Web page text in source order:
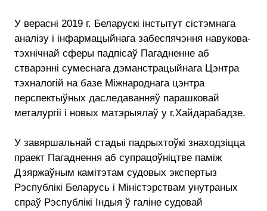
У верасні 2019 г. Беларускі інстытут сістэмнага
аналізу і інфармацыйнага забеспячэння навукова-
тэхнічнай сферы падпісаў Пагадненне аб
стварэнні сумеснага дэманстрацыйнага Цэнтра
тэхналогій на базе Міжнароднага цэнтра
перспектыўных даследаванняў парашковай
металургіі і новых матэрыялаў у г.Хайдарабадзе.
У завяршальнай стадыі падрыхтоўкі знаходзіцца
праект Пагаднення аб супрацоўніцтве паміж
Дзяржаўным камітэтам судовых экспертыз
Рэспублікі Беларусь і Міністэрствам унутраных
спраў Рэспублікі Індыя ў галіне судовай